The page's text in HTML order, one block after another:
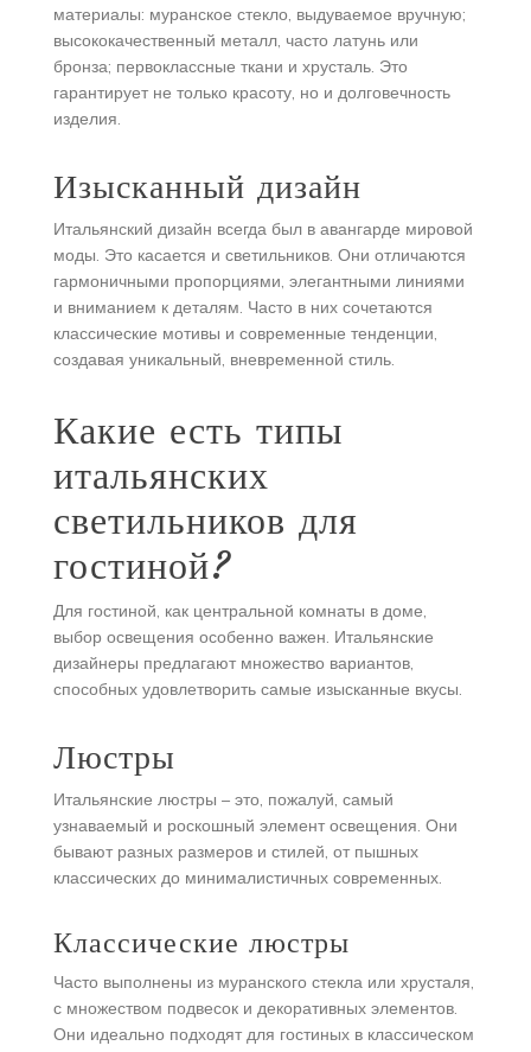
материалы: муранское стекло, выдуваемое вручную;
высококачественный металл, часто латунь или
бронза; первоклассные ткани и хрусталь. Это
гарантирует не только красоту, но и долговечность
изделия.
Изысканный дизайн
Итальянский дизайн всегда был в авангарде мировой
моды. Это касается и светильников. Они отличаются
гармоничными пропорциями, элегантными линиями
и вниманием к деталям. Часто в них сочетаются
классические мотивы и современные тенденции,
создавая уникальный, вневременной стиль.
Какие есть типы
итальянских
светильников для
гостиной?
Для гостиной, как центральной комнаты в доме,
выбор освещения особенно важен. Итальянские
дизайнеры предлагают множество вариантов,
способных удовлетворить самые изысканные вкусы.
Люстры
Итальянские люстры – это, пожалуй, самый
узнаваемый и роскошный элемент освещения. Они
бывают разных размеров и стилей, от пышных
классических до минималистичных современных.
Классические люстры
Часто выполнены из муранского стекла или хрусталя,
с множеством подвесок и декоративных элементов.
Они идеально подходят для гостиных в классическом